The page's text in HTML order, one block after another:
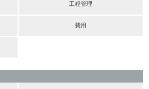
工程管理
費用